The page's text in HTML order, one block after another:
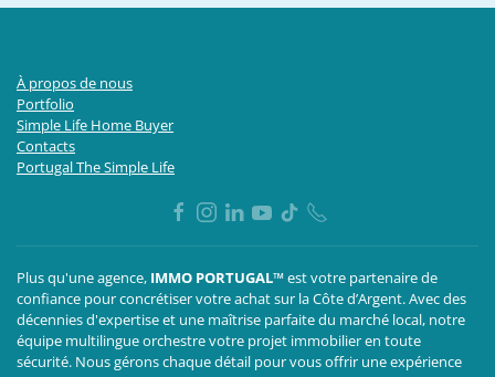
À propos de nous
Portfolio
Simple Life Home Buyer
Contacts
Portugal The Simple Life
Plus qu'une agence, IMMO PORTUGAL™est votre partenaire de
confiance pour concrétiser votre achat sur la Côte d’Argent. Avec des
décennies d'expertise et une maîtrise parfaite du marché local, notre
équipe multilingue orchestre votre projet immobilier en toute
sécurité. Nous gérons chaque détail pour vous offrir une expérience